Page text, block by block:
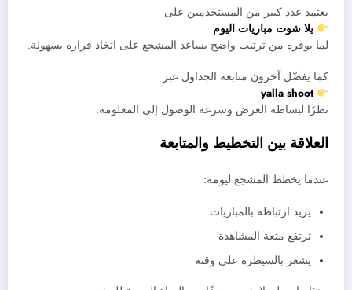
يعتمد عدد كبير من المستخدمين على
يلا شوت مباريات اليوم
لما يوفره من ترتيب واضح يساعد المشجع على اتخاذ قراره بسهولة.
كما يفضّل آخرون متابعة الجداول عبر
yalla shoot
نظرًا لبساطة العرض وسرعة الوصول إلى المعلومة.
العلاقة بين التخطيط والمتابعة
عندما يخطط المشجع ليومه:
يزيد ارتباطه بالمباريات
ترتفع متعة المشاهدة
يشعر بالسيطرة على وقته